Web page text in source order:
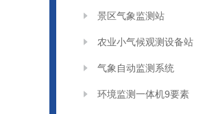
景区气象监测站
农业小气候观测设备站
气象自动监测系统
环境监测一体机9要素